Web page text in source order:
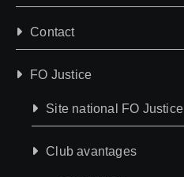
Contact
FO Justice
Site national FO Justice
Club avantages